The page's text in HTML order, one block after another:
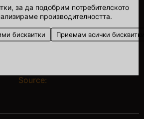
за да подобрим потребителското
производителността.
бисквитки Приемам всички
Source: